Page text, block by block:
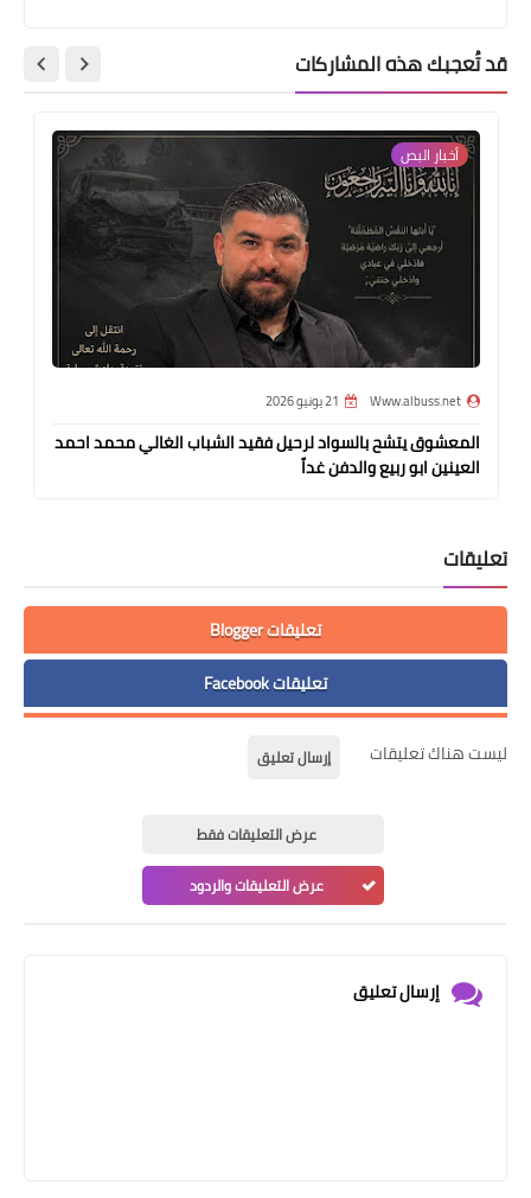
قد تُعجبك هذه المشاركات
أخبار ‏البص
Www.albuss.net 21 يونيو 2026
المعشوق يتشح بالسواد لرحيل فقيد الشباب الغالي محمد احمد
العينين ابو ربيع والدفن غداً
تعليقات
تعليقات Blogger
تعليقات Facebook
ليست هناك تعليقات إرسال تعليق
عرض التعليقات فقط
عرض التعليقات والردود
إرسال تعليق